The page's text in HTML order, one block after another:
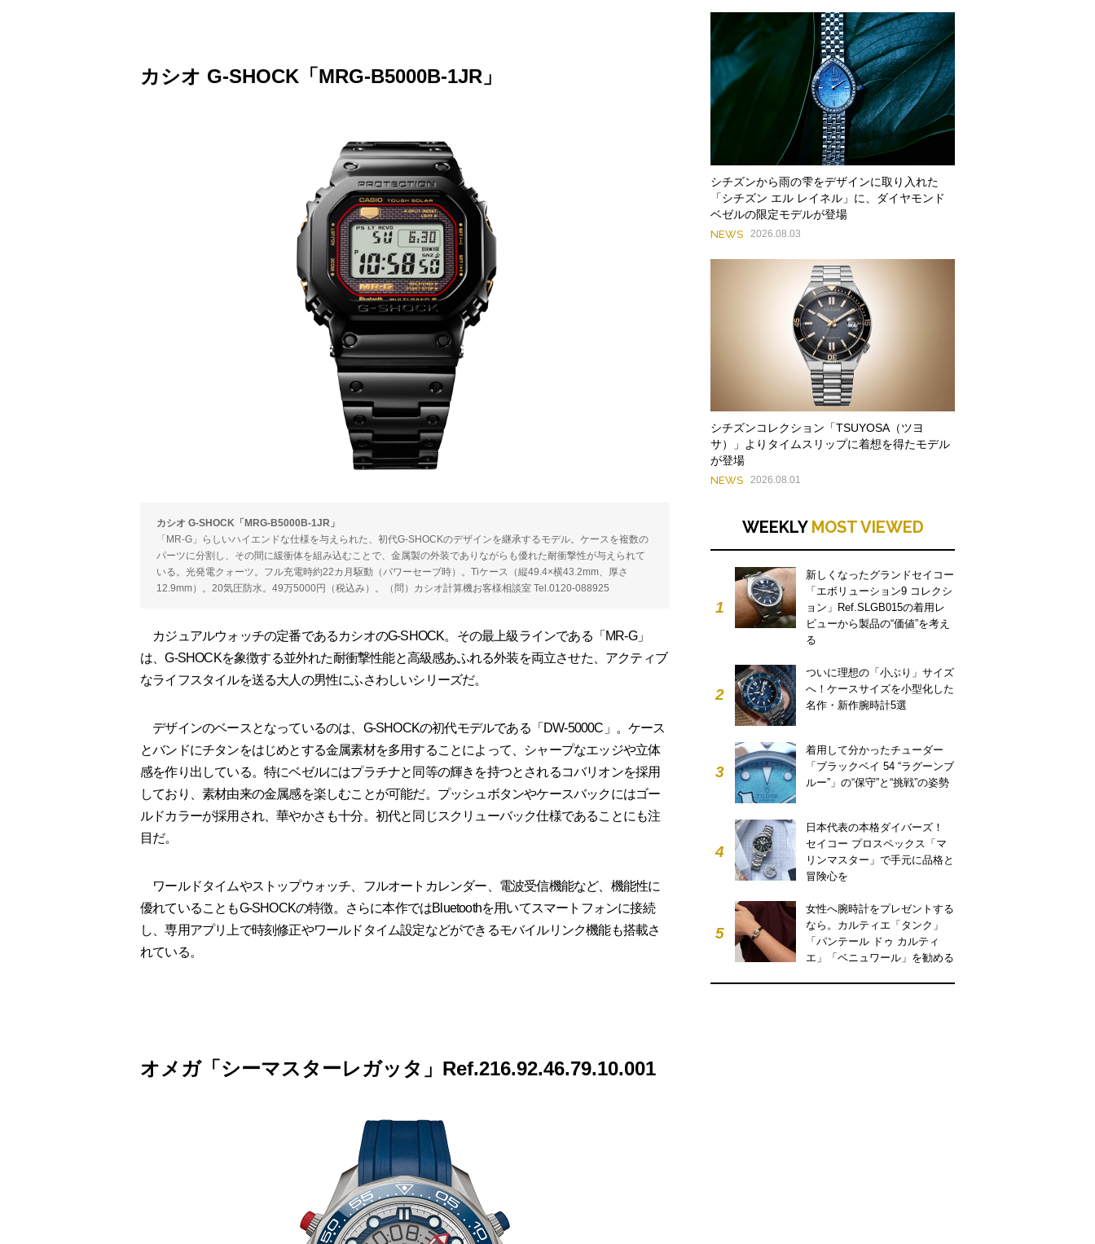
カシオ G-SHOCK「MRG-B5000B-1JR」
カシオ G-SHOCK「MRG-B5000B-1JR」
「MR-G」らしいハイエンドな仕様を与えられた、初代G-SHOCKのデザインを継承するモデル。ケースを複数の
パーツに分割し、その間に緩衝体を組み込むことで、金属製の外装でありながらも優れた耐衝撃性が与えられて
いる。光発電クォーツ。フル充電時約22カ月駆動（パワーセーブ時）。Tiケース（縦49.4×横43.2mm、厚さ
12.9mm）。20気圧防水。49万5000円（税込み）。（問）カシオ計算機お客様相談室 Tel.0120-088925
カジュアルウォッチの定番であるカシオのG-SHOCK。その最上級ラインである「MR-G」
は、G-SHOCKを象徴する並外れた耐衝撃性能と高級感あふれる外装を両立させた、アクティブ
なライフスタイルを送る大人の男性にふさわしいシリーズだ。
デザインのベースとなっているのは、G-SHOCKの初代モデルである「DW-5000C」。ケース
とバンドにチタンをはじめとする金属素材を多用することによって、シャープなエッジや立体
感を作り出している。特にベゼルにはプラチナと同等の輝きを持つとされるコバリオンを採用
しており、素材由来の金属感を楽しむことが可能だ。プッシュボタンやケースバックにはゴー
ルドカラーが採用され、華やかさも十分。初代と同じスクリューバック仕様であることにも注
目だ。
ワールドタイムやストップウォッチ、フルオートカレンダー、電波受信機能など、機能性に
優れていることもG-SHOCKの特徴。さらに本作ではBluetoothを用いてスマートフォンに接続
し、専用アプリ上で時刻修正やワールドタイム設定などができるモバイルリンク機能も搭載さ
れている。
オメガ「シーマスターレガッタ」Ref.216.92.46.79.10.001
シチズンから雨の雫をデザインに取り入れた
「シチズン エル レイネル」に、ダイヤモンド
ベゼルの限定モデルが登場
NEWS 2026.08.03
シチズンコレクション「TSUYOSA（ツヨ
サ）」よりタイムスリップに着想を得たモデル
が登場
NEWS 2026.08.01
WEEKLY MOST VIEWED
1
新しくなったグランドセイコー
「エボリューション9 コレクシ
ョン」Ref.SLGB015の着用レ
ビューから製品の“価値”を考え
る
2
ついに理想の「小ぶり」サイズ
へ！ケースサイズを小型化した
名作・新作腕時計5選
3
着用して分かったチューダー
「ブラックベイ 54 “ラグーンブ
ルー”」の“保守”と“挑戦”の姿勢
4
日本代表の本格ダイバーズ！
セイコー プロスペックス「マ
リンマスター」で手元に品格と
冒険心を
5
女性へ腕時計をプレゼントする
なら。カルティエ「タンク」
「パンテール ドゥ カルティ
エ」「ベニュワール」を勧める